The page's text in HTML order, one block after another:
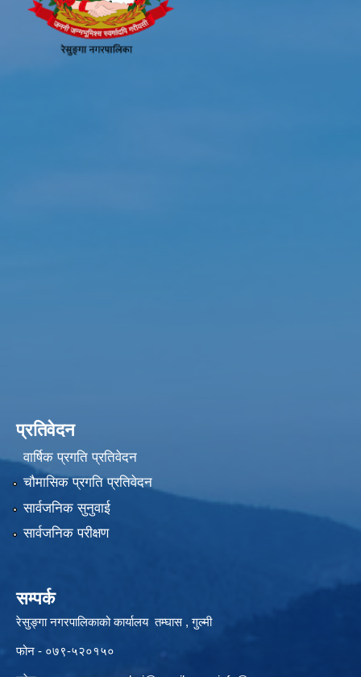
प्रतिवेदन
वार्षिक प्रगति प्रतिवेदन
चौमासिक प्रगति प्रतिवेदन
सार्वजनिक सुनुवाई
सार्वजनिक परीक्षण
सम्पर्क
रेसुङ्गा नगरपालिकाको कार्यालय तम्घास , गुल्मी
फोन - ०७९-५२०१५०